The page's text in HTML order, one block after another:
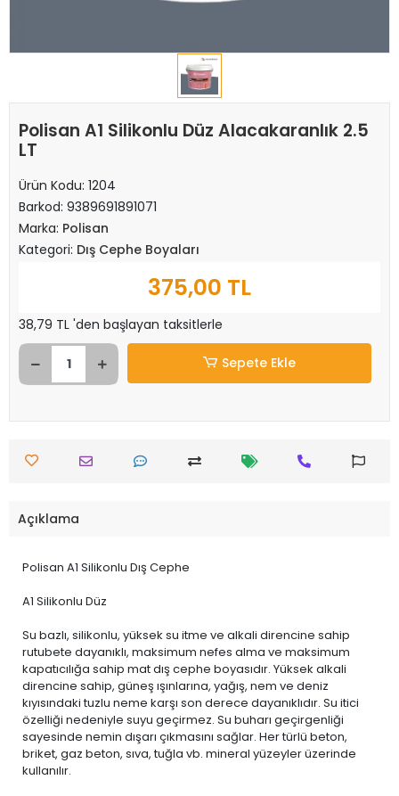
Polisan A1 Silikonlu Düz Alacakaranlık 2.5
LT
Ürün Kodu: 1204
Barkod: 9389691891071
Marka: Polisan
Kategori: Dış Cephe Boyaları
375,00 TL
38,79 TL 'den başlayan taksitlerle
Sepete Ekle
Açıklama
Polisan A1 Silikonlu Dış Cephe
A1 Silikonlu Düz
Su bazlı, silikonlu, yüksek su itme ve alkali direncine sahip
rutubete dayanıklı, maksimum nefes alma ve maksimum
kapatıcılığa sahip mat dış cephe boyasıdır. Yüksek alkali
direncine sahip, güneş ışınlarına, yağış, nem ve deniz
kıyısındaki tuzlu neme karşı son derece dayanıklıdır. Su itici
özelliği nedeniyle suyu geçirmez. Su buharı geçirgenliği
sayesinde nemin dışarı çıkmasını sağlar. Her türlü beton,
briket, gaz beton, sıva, tuğla vb. mineral yüzeyler üzerinde
kullanılır.